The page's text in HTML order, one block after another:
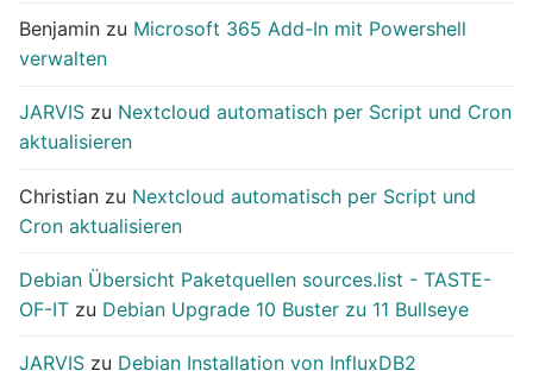
Benjamin zu Microsoft 365 Add-In mit Powershell
verwalten
JARVIS zu Nextcloud automatisch per Script und Cron
aktualisieren
Christian zu Nextcloud automatisch per Script und
Cron aktualisieren
Debian Übersicht Paketquellen sources.list - TASTE-
OF-IT zu Debian Upgrade 10 Buster zu 11 Bullseye
JARVIS zu Debian Installation von InfluxDB2